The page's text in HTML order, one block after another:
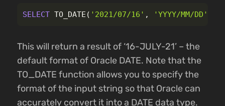
SELECT TO_DATE ( '2021/07/16' , 'YYYY/MM/DD'
This will return a result of ‘16-JULY-21’ – the
default format of Oracle DATE. Note that the
TO_DATE function allows you to specify the
format of the input string so that Oracle can
accurately convert it into a DATE data type.